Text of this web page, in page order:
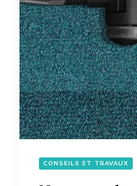
CONSEILS ET TRAVAUX